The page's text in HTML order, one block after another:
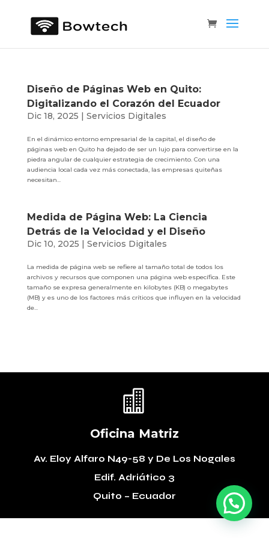
Diseño de Páginas Web en Quito:
Digitalizando el Corazón del Ecuador
Dic 18, 2025 | Servicios Digitales
En el dinámico entorno empresarial de la capital, el diseño de
páginas web en Quito ha dejado de ser un lujo para convertirse en la
piedra angular de cualquier estrategia de crecimiento. Con una
audiencia local cada vez más conectada, las empresas quiteñas
necesitan...
Medida de Página Web: La Ciencia
Detrás de la Velocidad y el Diseño
Dic 10, 2025 | Servicios Digitales
La medida de página web se refiere al tamaño total de todos los
archivos y recursos que componen una página web específica. Este
tamaño se expresa generalmente en kilobytes (KB) o megabytes
(MB) y es uno de los factores más críticos que influyen en la velocidad
de...

Oficina Matriz
Av. Eloy Alfaro N49-58 y De Los Nogales
Edif. Adriático 3
Quito – Ecuador